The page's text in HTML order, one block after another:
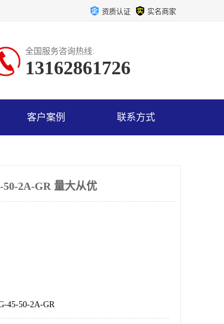
资质认证 实名商家
全国服务咨询热线:
13162861726
客户案例 联系方式
2A-GR 量大从优
45-50-2A-GR